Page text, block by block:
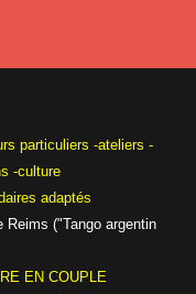
particuliers -ateliers -
-culture
adaptés
("Tango argentin
EN COUPLE